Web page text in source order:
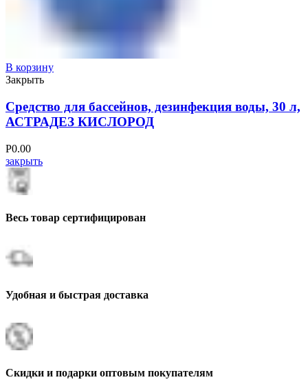
В корзину
Закрыть
Средство для бассейнов, дезинфекция воды, 30 л,
АСТРАДЕЗ КИСЛОРОД
Р0.00
закрыть
Весь товар сертифицирован
Удобная и быстрая доставка
Скидки и подарки оптовым покупателям